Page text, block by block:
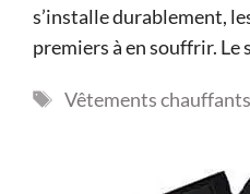
s’installe durablement,
premiers à en souffrir. Le
Étiquettes
Vêtements chauffants